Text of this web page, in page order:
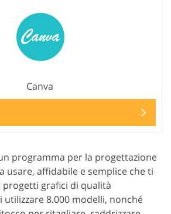
Canva
programma per la progettazione
usare, affidabile e semplice che ti
grafici di qualità
utilizzare 8.000 modelli, nonché